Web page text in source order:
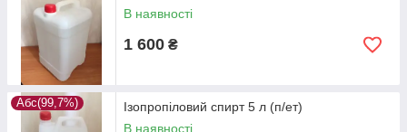
В наявності
1 600 ₴
Абс(99,7%)
Ізопропіловий спирт 5 л (п/ет)
В наявності